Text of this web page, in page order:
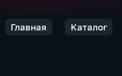
Главная Каталог